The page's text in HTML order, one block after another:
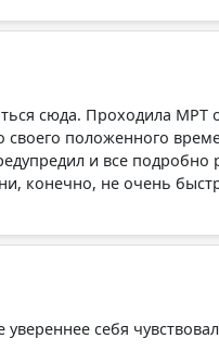
сюда. Проходила МРТ
своего положенного
и все подробно
конечно, не очень
себя